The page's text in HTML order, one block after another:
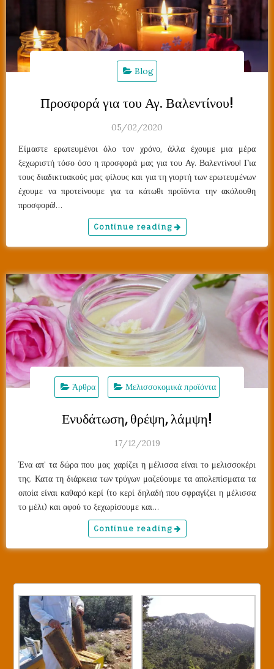
Blog
Προσφορά για του Αγ. Βαλεντίνου!
05/02/2020
Είμαστε ερωτευμένοι όλο τον χρόνο, άλλα έχουμε μια μέρα
ξεχωριστή τόσο όσο η προσφορά μας για του Αγ. Βαλεντίνου! Για
τους διαδικτυακούς μας φίλους και για τη γιορτή των ερωτευμένων
έχουμε να προτείνουμε για τα κάτωθι προϊόντα την ακόλουθη
προσφορά!…
Continue reading
Άρθρα Μελισσοκομικά προϊόντα
Ενυδάτωση, θρέψη, λάμψη!
17/12/2019
Ένα απ’ τα δώρα που μας χαρίζει η μέλισσα είναι το μελισσοκέρι
της. Κατα τη διάρκεια των τρύγων μαζεύουμε τα απολεπίσματα τα
οποία είναι καθαρό κερί (το κερί δηλαδή που σφραγίζει η μέλισσα
το μέλι) και αφού το ξεχωρίσουμε και…
Continue reading